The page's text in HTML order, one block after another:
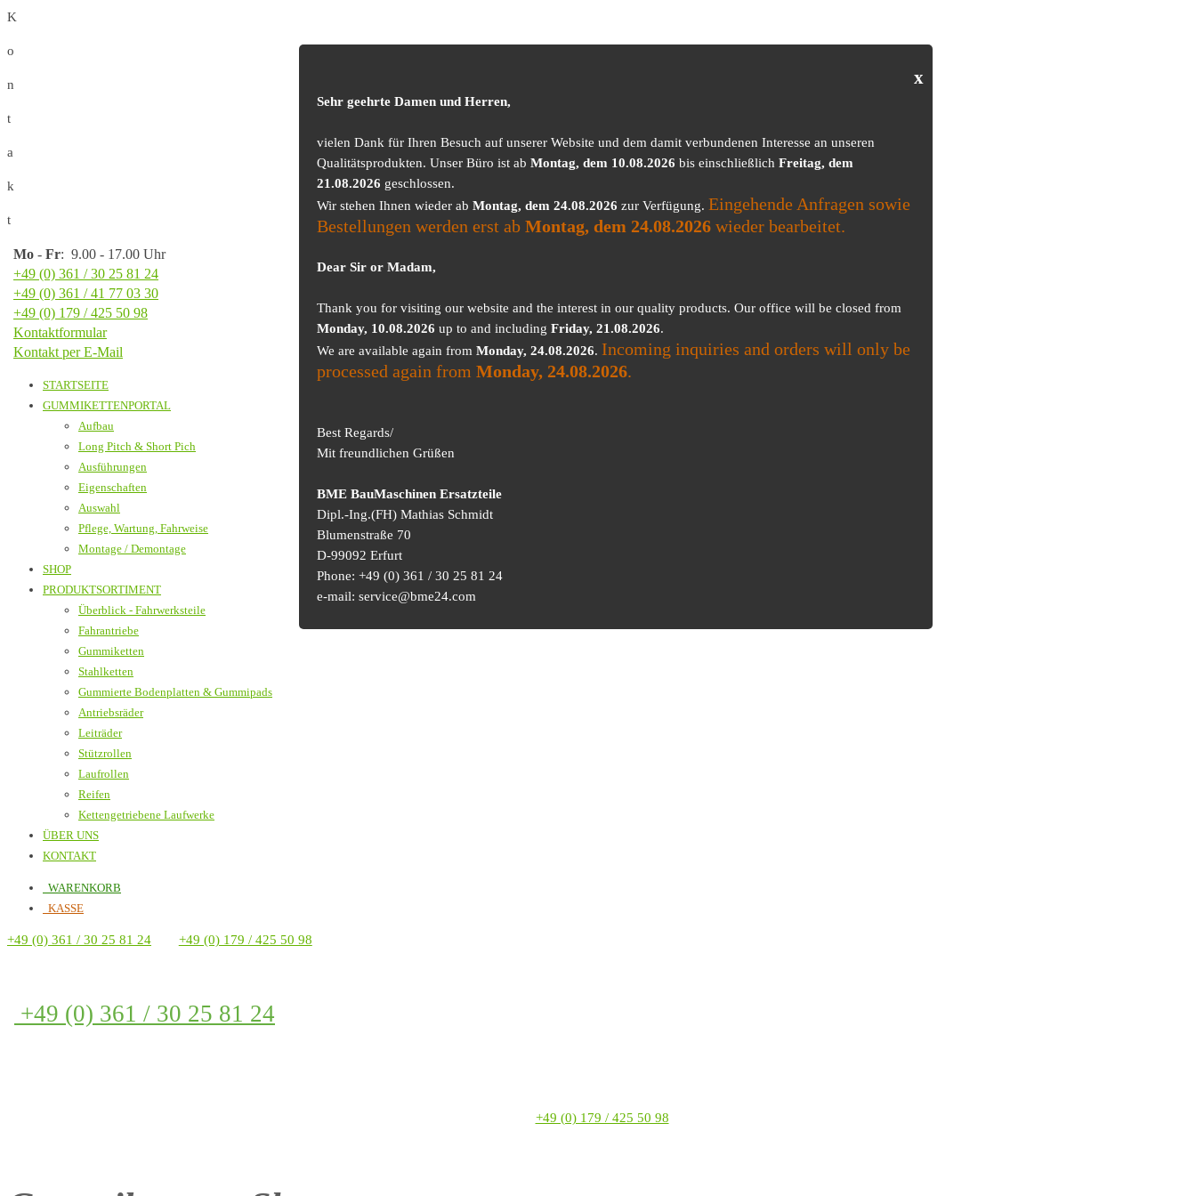
K
o
n
t
a
k
t
Mo - Fr: 9.00 - 17.00 Uhr
+49 (0) 361 / 30 25 81 24
+49 (0) 361 / 41 77 03 30
+49 (0) 179 / 425 50 98
Kontaktformular
Kontakt per E-Mail
STARTSEITE
GUMMIKETTENPORTAL
Aufbau
Long Pitch & Short Pich
Ausführungen
Eigenschaften
Auswahl
Pflege, Wartung, Fahrweise
Montage / Demontage
SHOP
PRODUKTSORTIMENT
Überblick - Fahrwerksteile
Fahrantriebe
Gummiketten
Stahlketten
Gummierte Bodenplatten & Gummipads
Antriebsräder
Leiträder
Stützrollen
Laufrollen
Reifen
Kettengetriebene Laufwerke
ÜBER UNS
KONTAKT
WARENKORB
KASSE
+49 (0) 361 / 30 25 81 24 +49 (0) 179 / 425 50 98
+49 (0) 361 / 30 25 81 24
+49 (0) 179 / 425 50 98
x
Sehr geehrte Damen und Herren,
vielen Dank für Ihren Besuch auf unserer Website und dem damit verbundenen Interesse an unseren
Qualitätsprodukten. Unser Büro ist ab Montag, dem 10.08.2026 bis einschließlich Freitag, dem
21.08.2026 geschlossen.
Wir stehen Ihnen wieder ab Montag, dem 24.08.2026 zur Verfügung. Eingehende Anfragen sowie
Bestellungen werden erst ab Montag, dem 24.08.2026 wieder bearbeitet.
Dear Sir or Madam,
Thank you for visiting our website and the interest in our quality products. Our office will be closed from
Monday, 10.08.2026 up to and including Friday, 21.08.2026.
We are available again from Monday, 24.08.2026. Incoming inquiries and orders will only be
processed again from Monday, 24.08.2026.
Best Regards/
Mit freundlichen Grüßen
BME BauMaschinen Ersatzteile
Dipl.-Ing.(FH) Mathias Schmidt
Blumenstraße 70
D-99092 Erfurt
Phone: +49 (0) 361 / 30 25 81 24
e-mail: service@bme24.com